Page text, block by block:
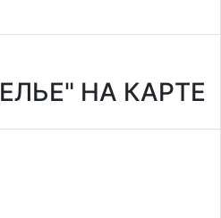
НА КАРТЕ